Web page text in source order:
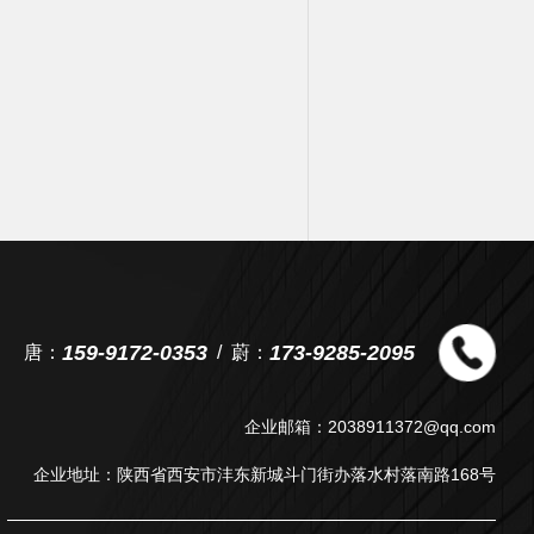
唐： 159-9172-0353 蔚： 173-9285-2095
企业邮箱：2038911372@qq.com
企业地址：陕西省西安市沣东新城斗门街办落水村落南路168号